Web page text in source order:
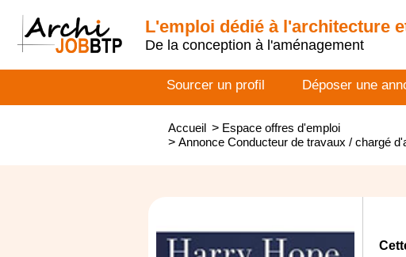
L'emploi dédié à l'architecture
De la conception à l'aménagement
Sourcer un profil Déposer une
Accueil > Espace offres d'emploi
> Annonce Conducteur de travaux / chargé